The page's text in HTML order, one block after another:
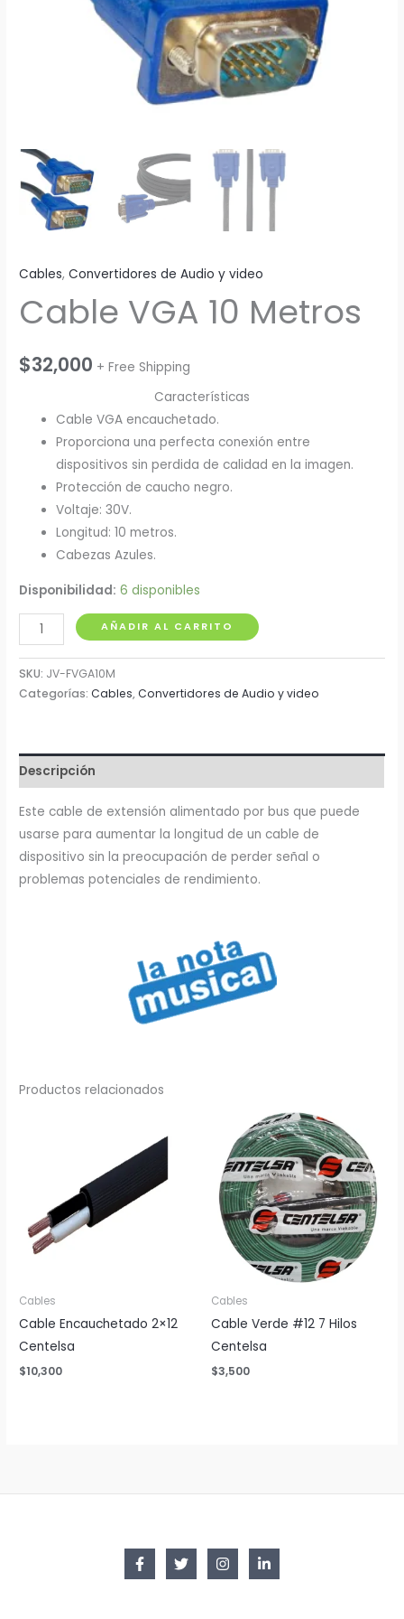
Cables,Convertidores de Audio y video
Cable VGA 10 Metros
$32,000 + Free Shipping
Características
Cable VGA encauchetado.
Proporciona una perfecta conexión entre
dispositivos sin perdida de calidad en la imagen.
Protección de caucho negro.
Voltaje: 30V.
Longitud: 10 metros.
Cabezas Azules.
Disponibilidad: 6 disponibles
Cable
VGA
10
Metros
AÑADIR AL CARRITO
SKU: JV-FVGA10M
Categorías:Cables,Convertidores de Audio y video
Descripción
Este cable de extensión alimentado por bus que puede
usarse para aumentar la longitud de un cable de
dispositivo sin la preocupación de perder señal o
problemas potenciales de rendimiento.
Productos relacionados
Cables
Cable Encauchetado 2×12
Centelsa
$10,300
Cables
Cable Verde #12 7 Hilos
Centelsa
$3,500